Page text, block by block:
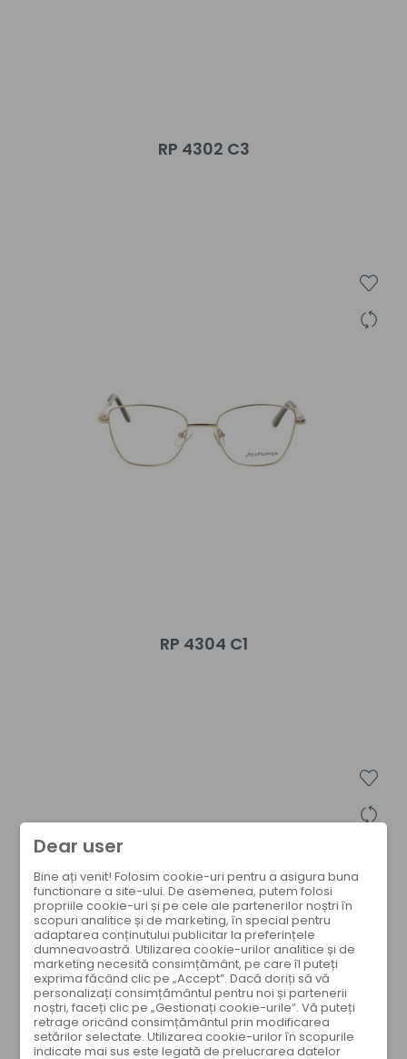
RP 4302 C3
RP 4304 C1
Dear user
Bine ați venit! Folosim cookie-uri pentru a asigura buna
functionare a site-ului. De asemenea, putem folosi
propriile cookie-uri și pe cele ale partenerilor noștri în
scopuri analitice și de marketing, în special pentru
adaptarea conținutului publicitar la preferințele
dumneavoastră. Utilizarea cookie-urilor analitice și de
marketing necesită consimțământ, pe care îl puteți
exprima făcând clic pe „Accept”. Dacă doriți să vă
personalizați consimțământul pentru noi și partenerii
noștri, faceți clic pe „Gestionați cookie-urile”. Vă puteți
retrage oricând consimțământul prin modificarea
setărilor selectate. Utilizarea cookie-urilor în scopurile
indicate mai sus este legată de prelucrarea datelor